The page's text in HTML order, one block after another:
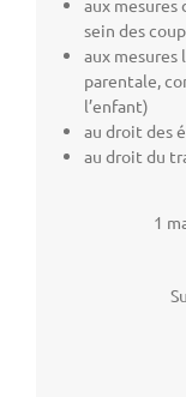
aux
sein des
aux
parentale,
l’enfant)
au droit des
au droit du
1